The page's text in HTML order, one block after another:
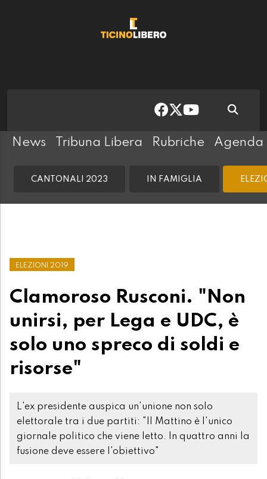
News Tribuna Libera Rubriche Agenda
CANTONALI 2023 IN FAMIGLIA
ELEZIONI 2019
Clamoroso Rusconi. "Non
unirsi, per Lega e UDC, è
solo uno spreco di soldi e
risorse"
L'ex presidente auspica un'unione non solo
elettorale tra i due partiti: "Il Mattino è l'unico
giornale politico che viene letto. In quattro anni la
fusione deve essere l'obiettivo"